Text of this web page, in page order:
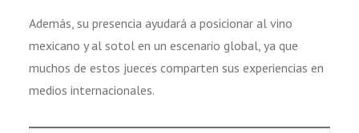
Además, su presencia ayudará a posicionar al vino
mexicano y al sotol en un escenario global, ya que
muchos de estos jueces comparten sus experiencias en
medios internacionales.